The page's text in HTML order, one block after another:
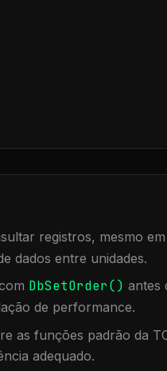
registros, mesmo
dados entre unidades.
DbSetOrder() antes
de performance.
as funções padrão da
adequado.